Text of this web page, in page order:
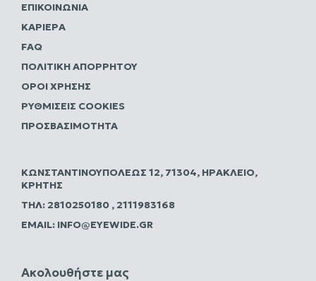
ΕΠΙΚΟΙΝΩΝΊΑ
ΚΑΡΙΈΡΑ
FAQ
ΠΟΛΙΤΙΚΗ ΑΠΟΡΡΗΤΟΥ
ΌΡΟΙ ΧΡΉΣΗΣ
ΡΥΘΜΊΣΕΙΣ COOKIES
ΠΡΟΣΒΑΣΙΜΌΤΗΤΑ
ΚΩΝΣΤΑΝΤΙΝΟΥΠΌΛΕΩΣ 12, 71304, ΗΡΆΚΛΕΙΟ,
ΚΡΉΤΗΣ
ΤΗΛ: 2810250180 , 2111983168
EMAIL: INFO@EYEWIDE.GR
Ακολουθήστε μας